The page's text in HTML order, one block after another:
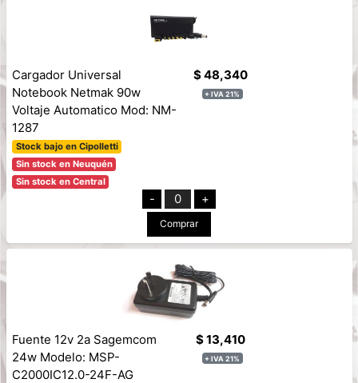
Cargador Universal
Notebook Netmak 90w
Voltaje Automatico Mod: NM-
1287
Stock bajo en Cipolletti
Sin stock en Neuquén
Sin stock en Central
$ 48,340
+ IVA 21%
- 0 +
Comprar
Fuente 12v 2a Sagemcom
24w Modelo: MSP-
C2000IC12.0-24F-AG
$ 13,410
+ IVA 21%